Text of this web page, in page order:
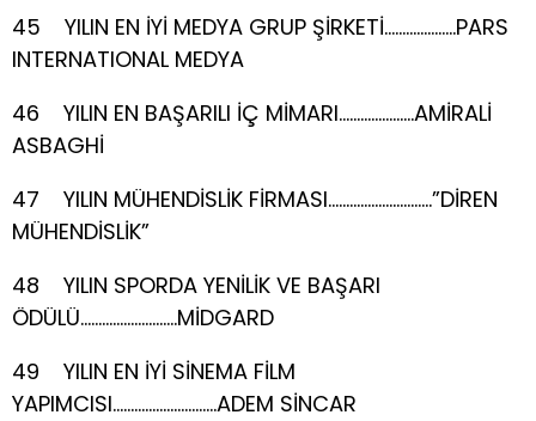
45 YILIN EN İYİ MEDYA GRUP ŞİRKETİ………………..PARS
INTERNATIONAL MEDYA
46 YILIN EN BAŞARILI İÇ MİMARI…………………AMİRALİ
ASBAGHİ
47 YILIN MÜHENDİSLİK FİRMASI………………………..”DİREN
MÜHENDİSLİK”
48 YILIN SPORDA YENİLİK VE BAŞARI
ÖDÜLÜ………………………MİDGARD
49 YILIN EN İYİ SİNEMA FİLM
YAPIMCISI………………………..ADEM SİNCAR